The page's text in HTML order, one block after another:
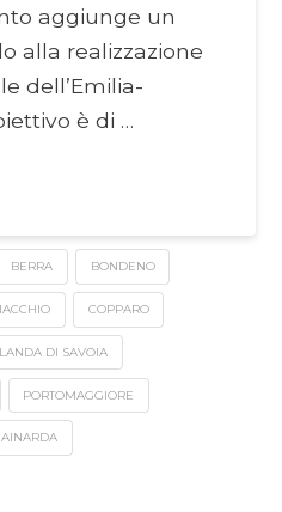
aggiunge un
alla realizzazione
dell’Emilia-
è di …
BERRA BONDENO
COPPARO
DI SAVOIA
PORTOMAGGIORE